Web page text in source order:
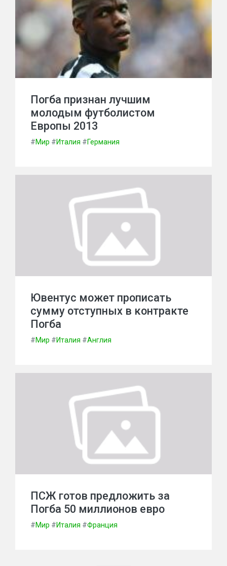
Погба признан лучшим
молодым футболистом
Европы 2013
#Мир #Италия #Германия
Ювентус может прописать
сумму отступных в контракте
Погба
#Мир #Италия #Англия
ПСЖ готов предложить за
Погба 50 миллионов евро
#Мир #Италия #Франция